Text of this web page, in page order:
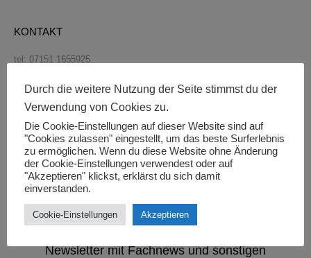
KONTAKT
tel: 07151 1655925
Gottlieb-Daimler-Str.15
71394, Kernen im Remstal
BÜROZEITEN:
MONTAG – FREITAG 8.00 – 16.00
NEWSLETTER
Newsletter mit Fachnews und sonstigen
Durch die weitere Nutzung der Seite stimmst du der
Verwendung von Cookies zu.
Die Cookie-Einstellungen auf dieser Website sind auf
"Cookies zulassen" eingestellt, um das beste Surferlebnis
zu ermöglichen. Wenn du diese Website ohne Änderung
der Cookie-Einstellungen verwendest oder auf
"Akzeptieren" klickst, erklärst du sich damit
einverstanden.
Cookie-Einstellungen Akzeptieren